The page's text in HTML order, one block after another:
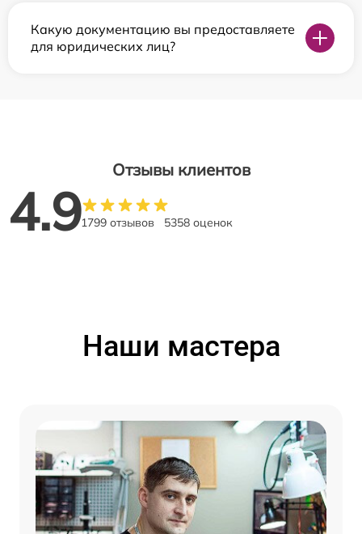
Какую документацию вы предоставляете
для юридических лиц?
Отзывы клиентов
4.91799 отзывов 5358 оценок
Наши мастера